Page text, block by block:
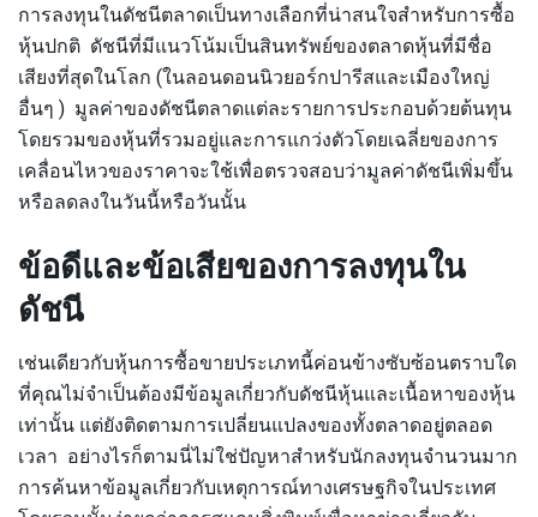
การลงทุนในดัชนีตลาดเป็นทางเลือกที่น่าสนใจสำหรับการซื้อ
หุ้นปกติ ดัชนีที่มีแนวโน้มเป็นสินทรัพย์ของตลาดหุ้นที่มีชื่อ
เสียงที่สุดในโลก (ในลอนดอนนิวยอร์กปารีสและเมืองใหญ่
อื่นๆ ) มูลค่าของดัชนีตลาดแต่ละรายการประกอบด้วยต้นทุน
โดยรวมของหุ้นที่รวมอยู่และการแกว่งตัวโดยเฉลี่ยของการ
เคลื่อนไหวของราคาจะใช้เพื่อตรวจสอบว่ามูลค่าดัชนีเพิ่มขึ้น
หรือลดลงในวันนี้หรือวันนั้น
ข้อดีและข้อเสียของการลงทุนใน
ดัชนี
เช่นเดียวกับหุ้นการซื้อขายประเภทนี้ค่อนข้างซับซ้อนตราบใด
ที่คุณไม่จำเป็นต้องมีข้อมูลเกี่ยวกับดัชนีหุ้นและเนื้อหาของหุ้น
เท่านั้น แต่ยังติดตามการเปลี่ยนแปลงของทั้งตลาดอยู่ตลอด
เวลา อย่างไรก็ตามนี่ไม่ใช่ปัญหาสำหรับนักลงทุนจำนวนมาก
การค้นหาข้อมูลเกี่ยวกับเหตุการณ์ทางเศรษฐกิจในประเทศ